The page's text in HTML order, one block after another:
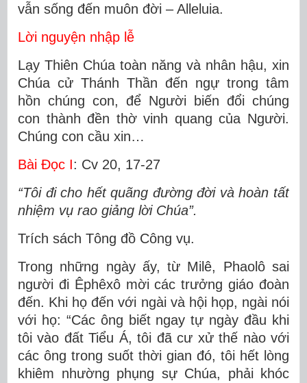
vẫn sống đến muôn đời – Alleluia.
Lời nguyện nhập lễ
Lạy Thiên Chúa toàn năng và nhân hậu, xin
Chúa cử Thánh Thần đến ngự trong tâm
hồn chúng con, để Người biến đổi chúng
con thành đền thờ vinh quang của Người.
Chúng con cầu xin…
Bài Ðọc I: Cv 20, 17-27
“Tôi đi cho hết quãng đường đời và hoàn tất
nhiệm vụ rao giảng lời Chúa”.
Trích sách Tông đồ Công vụ.
Trong những ngày ấy, từ Milê, Phaolô sai
người đi Êphêxô mời các trưởng giáo đoàn
đến. Khi họ đến với ngài và hội họp, ngài nói
với họ: “Các ông biết ngay tự ngày đầu khi
tôi vào đất Tiểu Á, tôi đã cư xử thế nào với
các ông trong suốt thời gian đó, tôi hết lòng
khiêm nhường phụng sự Chúa, phải khóc